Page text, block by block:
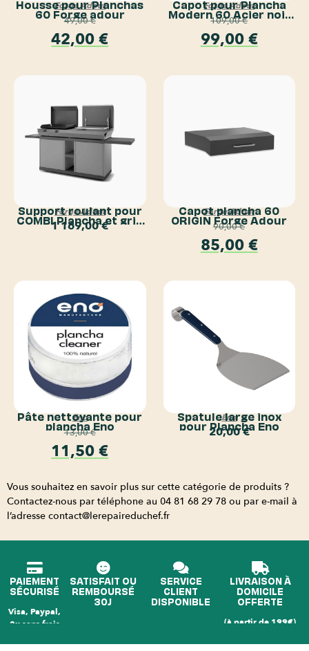
Forge Adour
Housse pour Planchas
60 Forge adour
49,00€
42,00€
Forge Adour
Capot pour Plancha
Modern 60 Acier noir
Forge Adour
109,00€
99,00 €
Forge Adour
Support roulant pour
COMBI Plancha et grill
Forge Adour
1 169,00€
Forge Adour
Capot plancha 60
ORIGIN Forge Adour
90,00€
85,00 €
Eno
Pâte nettoyante pour
plancha Eno
13,00€
11,50€
Eno
Spatule large inox
pour Plancha Eno
20,00€
Vous souhaitez en savoir plus sur cette catégorie de produits ?
Contactez-nous par téléphone au 04 81 68 29 78 ou par e-mail à
l’adresse contact@lerepaireduchef.fr
PAIEMENT
SÉCURISÉ
Visa, Paypal,
3x sans frais
SATISFAIT OU
REMBOURSÉ
30J
SERVICE
CLIENT
DISPONIBLE
LIVRAISON À
DOMICILE
OFFERTE
(à partir de 199€)